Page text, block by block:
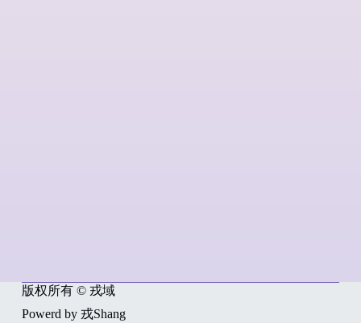
版权所有 © 戎域
Powerd by 戎Shang